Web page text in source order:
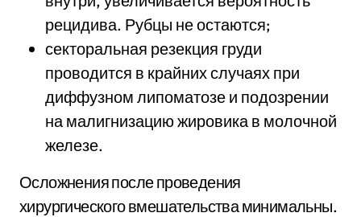
рецидива. Рубцы не остаются;
секторальная резекция груди
проводится в крайних случаях при
диффузном липоматозе и подозрении
на малигнизацию жировика в молочной
железе.
Осложнения после проведения
хирургического вмешательства минимальны.